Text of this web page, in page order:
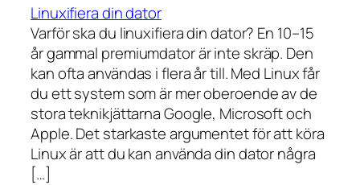
Linuxifiera din dator
Varför ska du linuxifiera din dator? En 10–15
år gammal premiumdator är inte skräp. Den
kan ofta användas i flera år till. Med Linux får
du ett system som är mer oberoende av de
stora teknikjättarna Google, Microsoft och
Apple. Det starkaste argumentet för att köra
Linux är att du kan använda din dator några
[…]